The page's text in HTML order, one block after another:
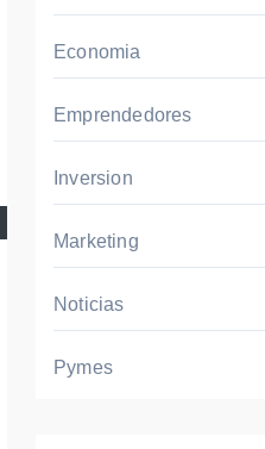
Economia
Emprendedores
Inversion
Marketing
Noticias
Pymes